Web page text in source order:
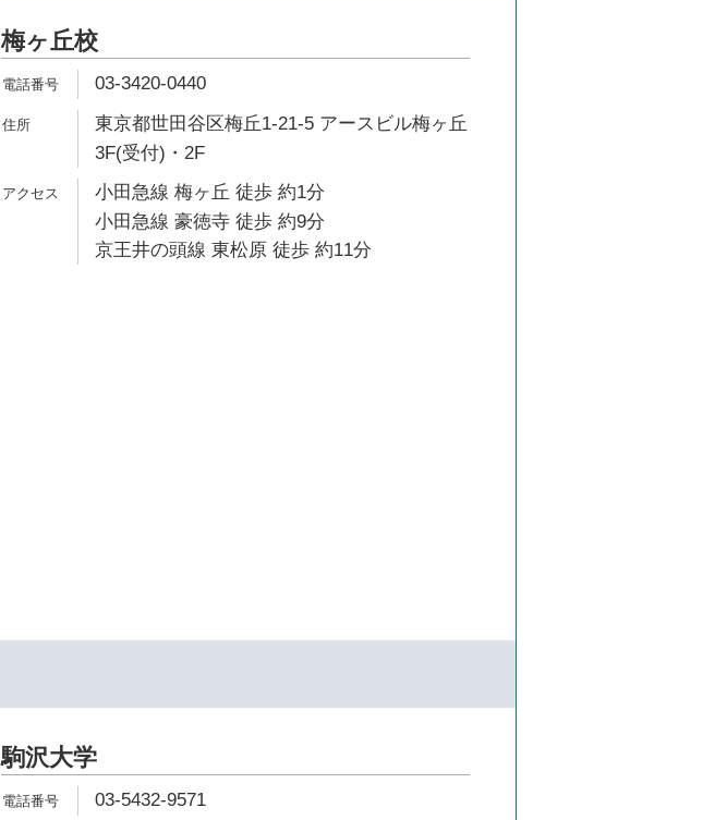
梅ヶ丘校
03-3420-0440
東京都世田谷区梅丘1-21-5 アースビル梅ヶ丘
3F(受付)・2F
小田急線 梅ヶ丘 徒歩 約1分
小田急線 豪徳寺 徒歩 約9分
京王井の頭線 東松原 徒歩 約11分
駒沢大学
03-5432-9571